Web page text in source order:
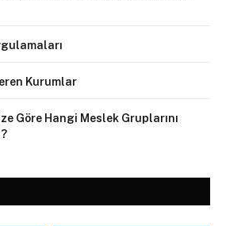
Kurumlar
Göre Hangi Meslek Gruplarını